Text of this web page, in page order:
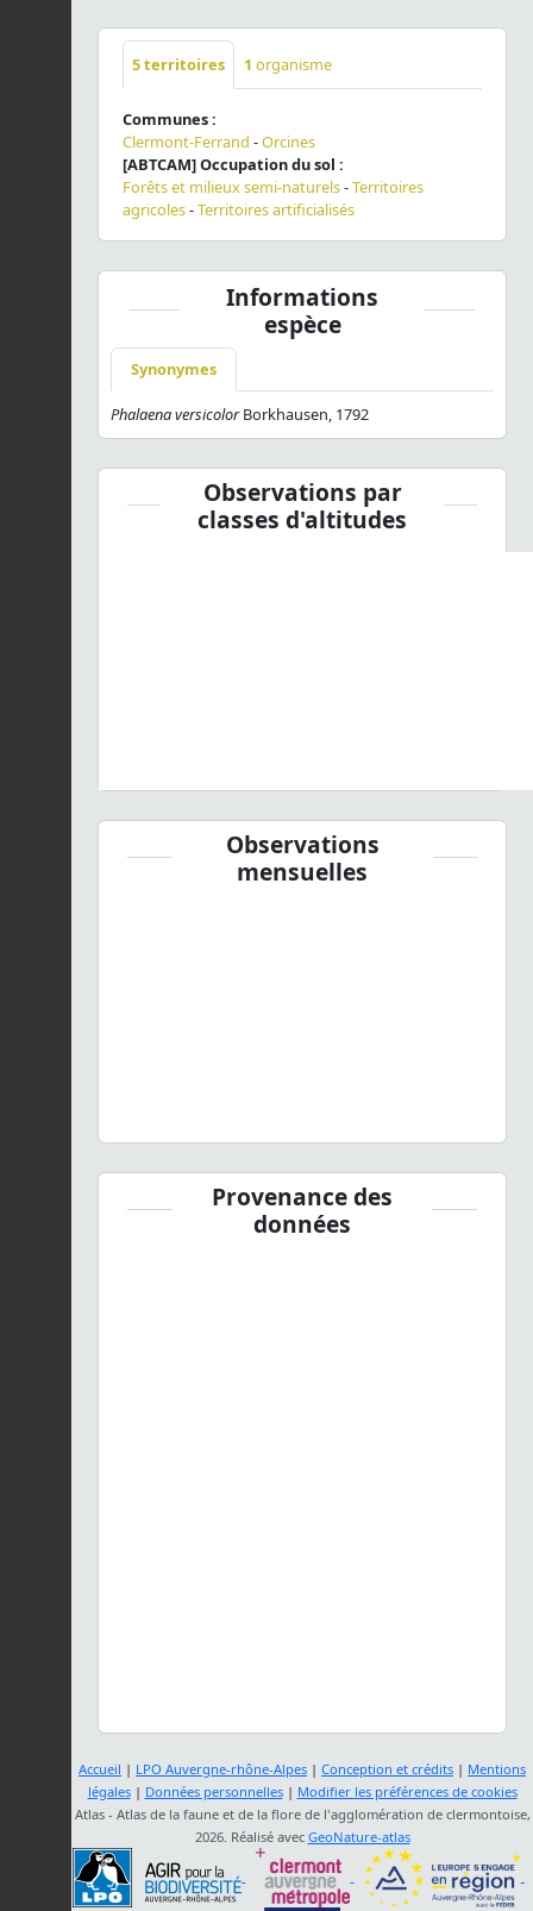
5territoires 1 organisme
Communes :
Clermont-Ferrand -Orcines
[ABTCAM] Occupation du sol :
Forêts et milieux semi-naturels-Territoires
agricoles-Territoires artificialisés
Informations
espèce
Synonymes
Phalaena versicolorBorkhausen, 1792
Observations par
classes d'altitudes
Observations
mensuelles
Provenance des
données
Accueil | LPO Auvergne-rhône-Alpes | Conception et crédits | Mentions
légales| Données personnelles| Modifier les préférences de cookies
Atlas - Atlas de la faune et de la flore de l'agglomération de clermontoise,
2026. Réalisé avec GeoNature-atlas